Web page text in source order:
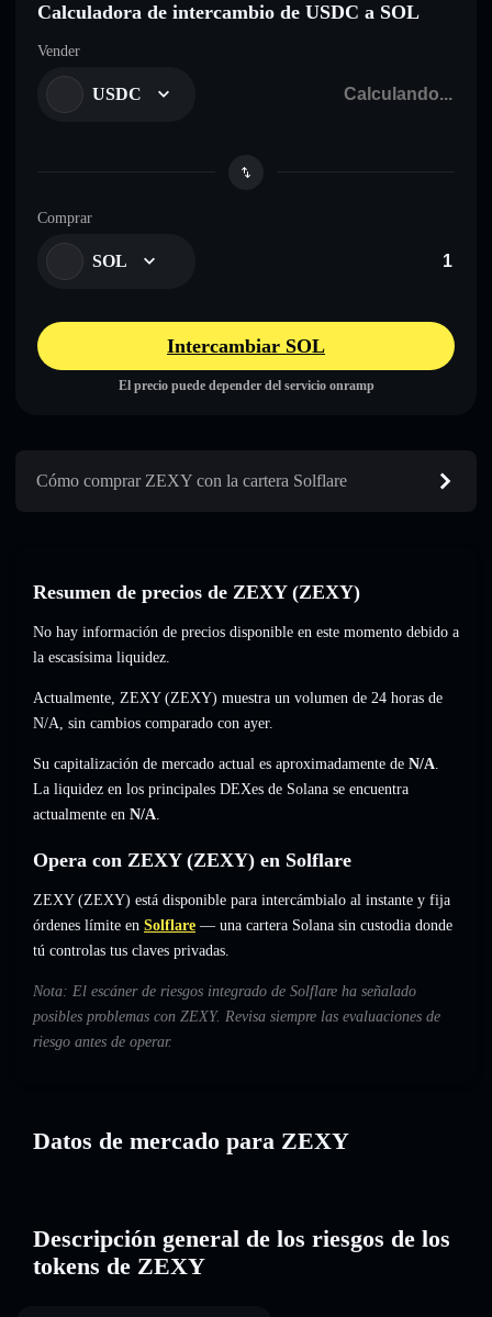
Calculadora de intercambio de USDC a SOL
Vender
USDC
Comprar
SOL
Intercambiar SOL
El precio puede depender del servicio onramp
Cómo comprar ZEXY con la cartera Solflare
Resumen de precios de ZEXY (ZEXY)
No hay información de precios disponible en este momento debido a
la escasísima liquidez.
Actualmente, ZEXY (ZEXY) muestra un volumen de 24 horas de
N/A, sin cambios comparado con ayer.
Su capitalización de mercado actual es aproximadamente de N/A.
La liquidez en los principales DEXes de Solana se encuentra
actualmente en N/A.
Opera con ZEXY (ZEXY) en Solflare
ZEXY (ZEXY) está disponible para intercámbialo al instante y fija
órdenes límite en Solflare — una cartera Solana sin custodia donde
tú controlas tus claves privadas.
Nota: El escáner de riesgos integrado de Solflare ha señalado
posibles problemas con ZEXY. Revisa siempre las evaluaciones de
riesgo antes de operar.
Datos de mercado para ZEXY
Descripción general de los riesgos de los
tokens de ZEXY